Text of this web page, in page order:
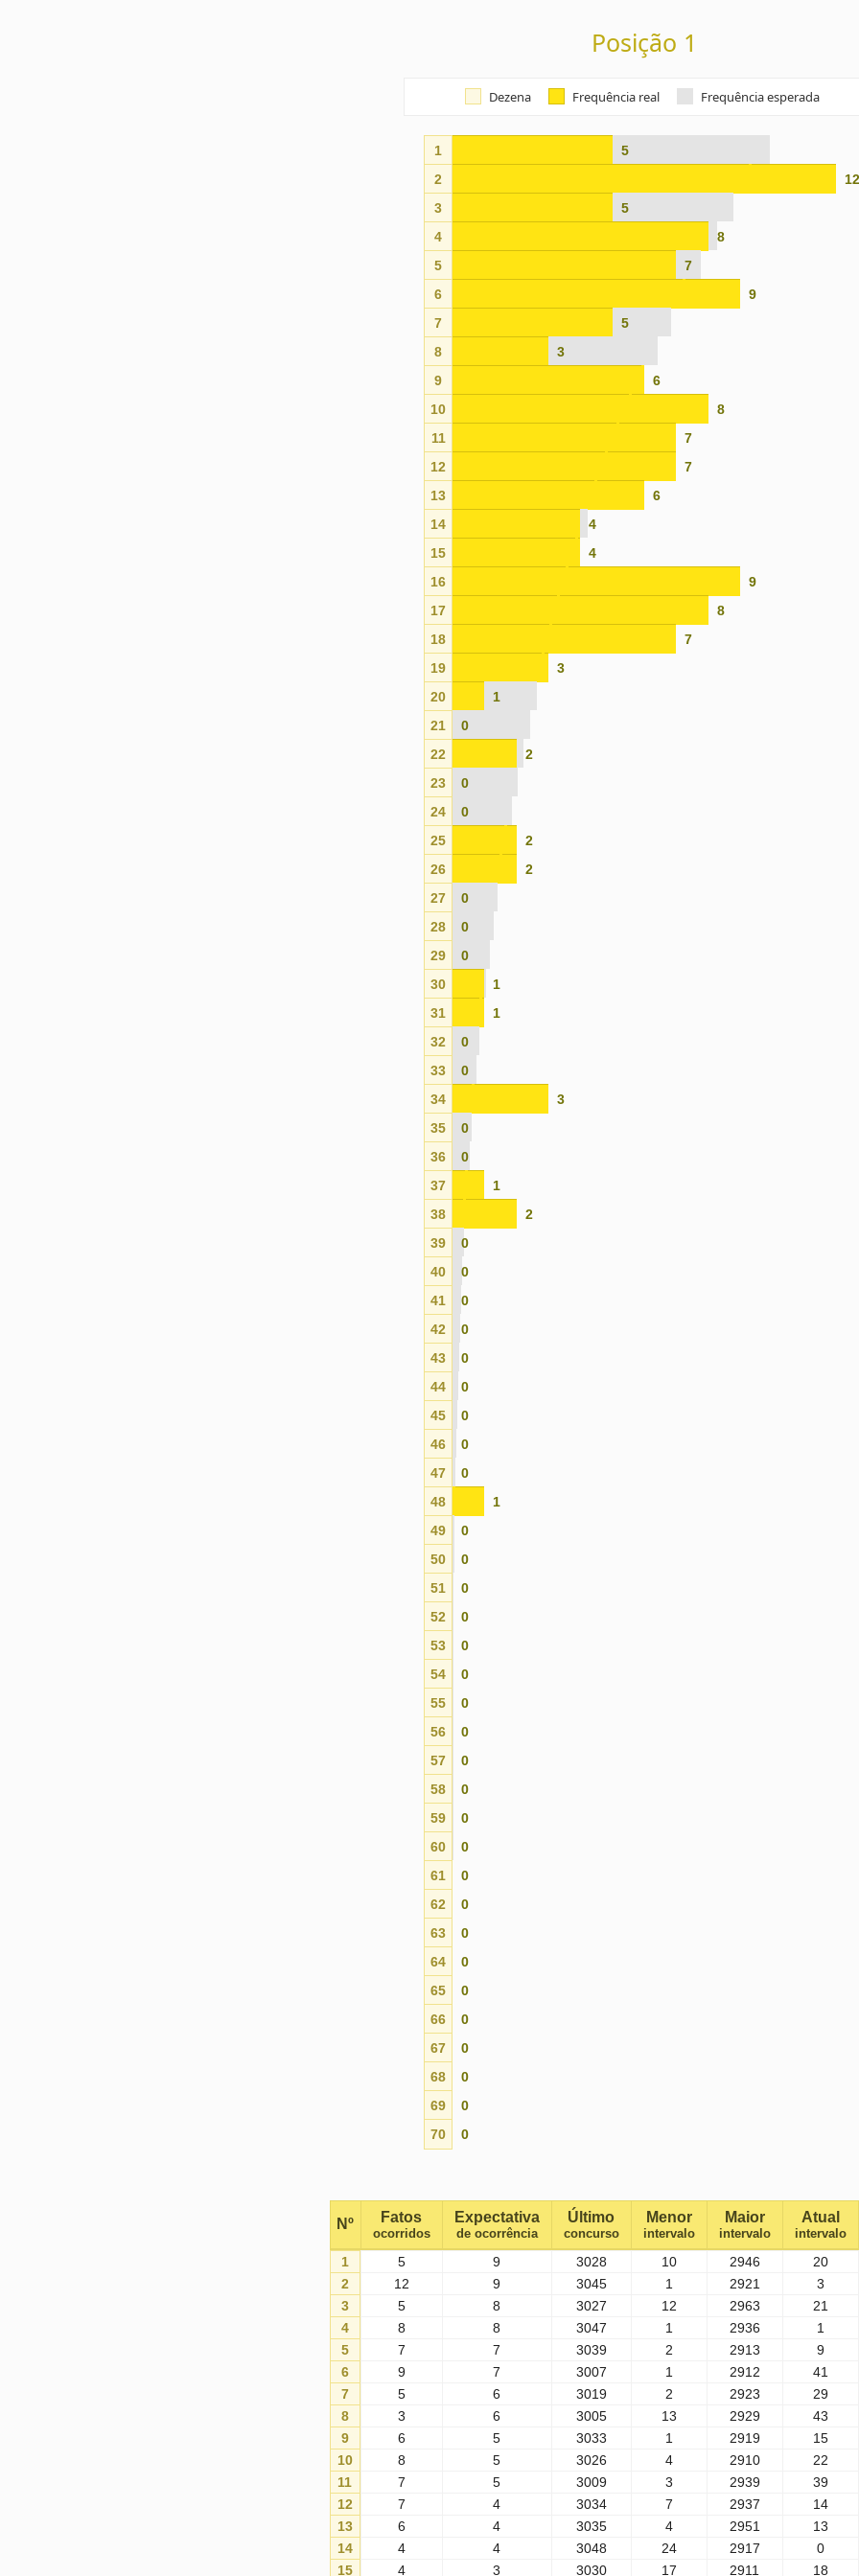
Posição 1
Dezena Frequência real Frequência esperada
1
5
2
12
3
5
4
8
5
7
6
9
7
5
8
3
9
6
10
8
11
7
12
7
13
6
14
4
15
4
16
9
17
8
18
7
19
3
20
1
21
0
22
2
23
0
24
0
25
2
26
2
27
0
28
0
29
0
30
1
31
1
32
0
33
0
34
3
35
0
36
0
37
1
38
2
39
0
40
0
41
0
42
0
43
0
44
0
45
0
46
0
47
0
48
1
49
0
50
0
51
0
52
0
53
0
54
0
55
0
56
0
57
0
58
0
59
0
60
0
61
0
62
0
63
0
64
0
65
0
66
0
67
0
68
0
69
0
70
0
Nº Fatos
ocorridos
Expectativa
de ocorrência
Último
concurso
Menor
intervalo
Maior
intervalo
Atual
intervalo
1 5 9 3028 10 2946
20
2
12 9 3045 1 2921
3
3
5 8 3027 12 2963
21
4
8 8 3047 1 2936
1
5
7 7 3039 2 2913
9
6
9 7 3007 1 2912
41
7
5 6 3019 2 2923
29
8
3 6 3005 13 2929
43
9
6 5 3033 1 2919
15
10
8 5 3026 4 2910
22
11
7 5 3009 3 2939
39
12
7 4 3034 7 2937
14
13
6 4 3035 4 2951
13
14
4 4 3048 24 2917
0
15
4 3 3030 17 2911 18